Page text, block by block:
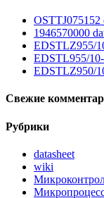
OSTTJ075152
1946570000
EDSTLZ955/
EDSTL955/
EDSTLZ950/
Свежие
Рубрики
datasheet
wiki